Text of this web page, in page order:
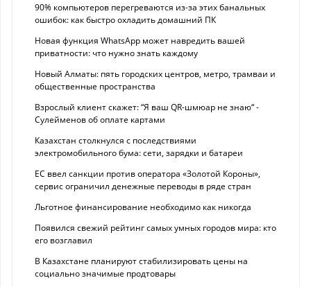
90% компьютеров перегреваются из-за этих банальных
ошибок: как быстро охладить домашний ПК
Новая функция WhatsApp может навредить вашей
приватности: что нужно знать каждому
Новый Алматы: пять городских центров, метро, трамваи и
общественные пространства
Взрослый клиент скажет: “Я ваш QR-шмюар не знаю“ -
Сулейменов об оплате картами
Казахстан столкнулся с последствиями
электромобильного бума: сети, зарядки и батареи
ЕС ввел санкции против оператора «Золотой Короны»,
сервис ограничил денежные переводы в ряде стран
Льготное финансирование необходимо как никогда
Появился свежий рейтинг самых умных городов мира: кто
его возглавил
В Казахстане планируют стабилизировать цены на
социально значимые продтовары